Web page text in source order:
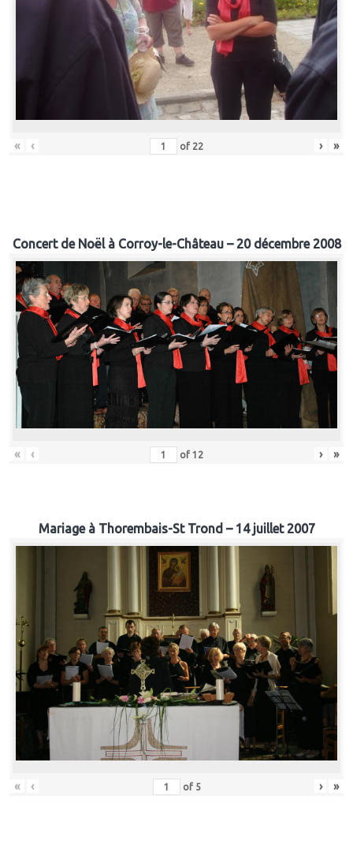
« ‹ of 22 › »
Concert de Noël à Corroy-le-Château – 20 décembre 2008
« ‹ of 12 › »
Mariage à Thorembais-St Trond – 14 juillet 2007
« ‹ of 5 › »